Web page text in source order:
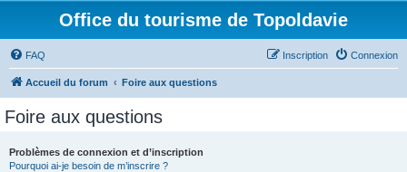
Office du tourisme de Topoldavie
FAQ Connexion
Inscription
Accueil du forum Foire aux questions
Foire aux questions
Problèmes de connexion et d’inscription
Pourquoi ai-je besoin de m’inscrire ?